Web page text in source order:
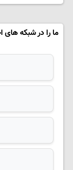
ما را در شبکه های